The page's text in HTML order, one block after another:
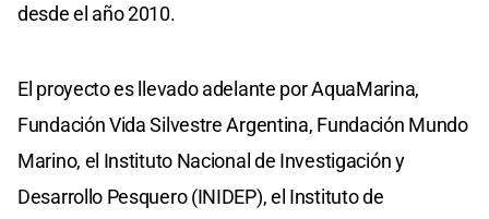
desde el año 2010.
El proyecto es llevado adelante por AquaMarina,
Fundación Vida Silvestre Argentina, Fundación Mundo
Marino, el Instituto Nacional de Investigación y
Desarrollo Pesquero (INIDEP), el Instituto de